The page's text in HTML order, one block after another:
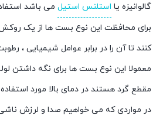
گالوانیزه یا استلنس استیل می باشد
برای محافظت این نوع بست ها از یک
کنند تا آن را در برابر عوامل شیمیایی ،
معمولا این نوع بست ها برای نگه داشتن
مقطع گرد هستند در دمای بالا مورد
در مواردی که می خواهیم صدا و لرزش